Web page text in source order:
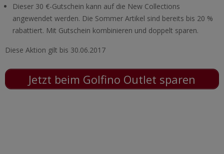
Dieser 30 €-Gutschein kann auf die New Collections
angewendet werden. Die Sommer Artikel sind bereits bis 20 %
rabattiert. Mit Gutschein kombinieren und doppelt sparen.
Diese Aktion gilt bis 30.06.2017
Jetzt beim Golfino Outlet sparen